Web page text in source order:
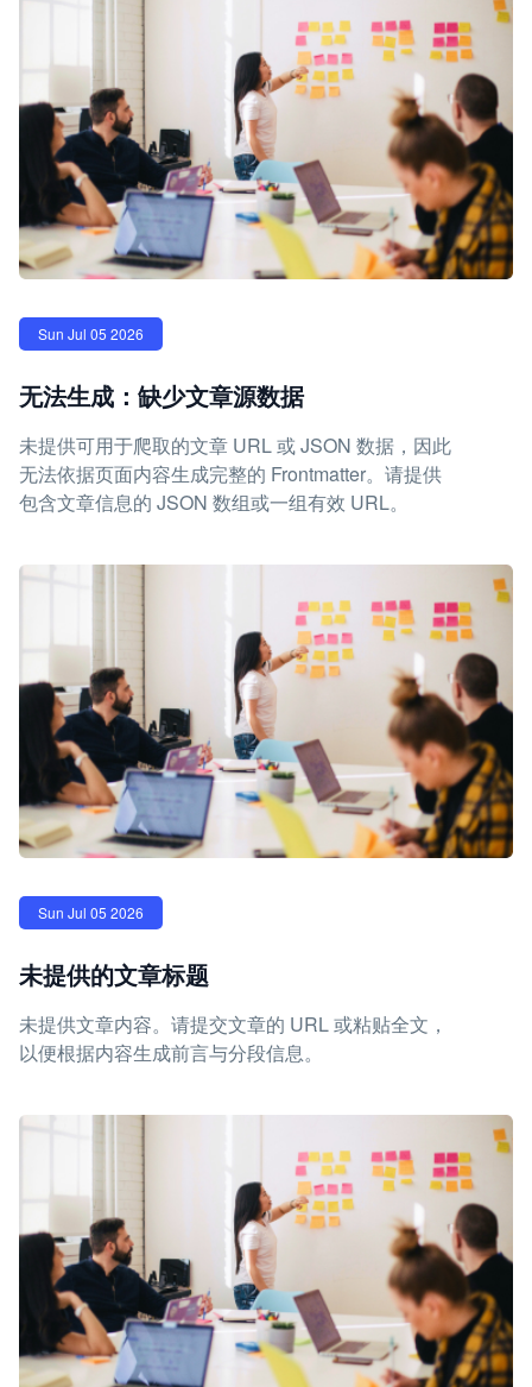
Sun Jul 05 2026
无法生成：缺少文章源数据
未提供可用于爬取的文章 URL 或 JSON 数据，因此
无法依据页面内容生成完整的 Frontmatter。请提供
包含文章信息的 JSON 数组或一组有效 URL。
Sun Jul 05 2026
未提供的文章标题
未提供文章内容。请提交文章的 URL 或粘贴全文，
以便根据内容生成前言与分段信息。